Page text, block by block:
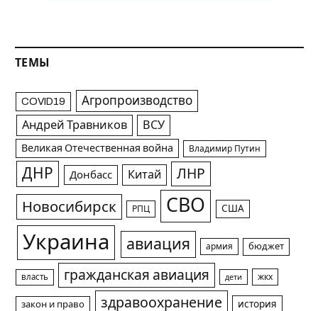
ТЕМЫ
COVID19 Агропроизводство
Андрей Травников ВСУ
Великая Отечественная война Владимир Путин
ДНР Донбасс Китай ЛНР
Новосибирск РПЦ СВО США
Украина авиация армия бюджет
власть гражданская авиация дети жкх
закон и право здравоохранение история